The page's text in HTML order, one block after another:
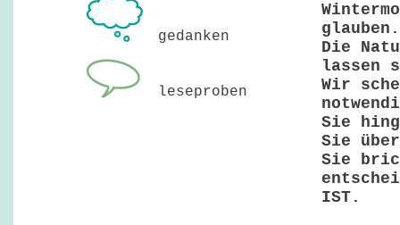
gedanken
leseproben
glauben.
Die
lassen
Wir
Sie
Sie
Sie
IST.